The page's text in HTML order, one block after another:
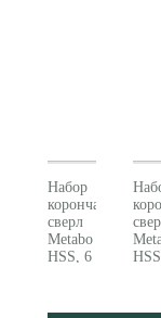
Набор
корончатых
сверл
Metabo
HSS, 6